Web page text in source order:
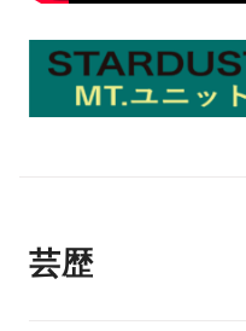
芸歴